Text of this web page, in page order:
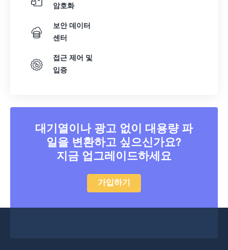
암호화
보안 데이터
센터
접근 제어 및
입증
대기열이나 광고 없이 대용량 파
일을 변환하고 싶으신가요?
지금 업그레이드하세요
가입하기